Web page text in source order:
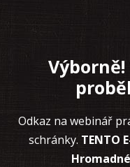
Odkaz na webinář
schránky. TENTO